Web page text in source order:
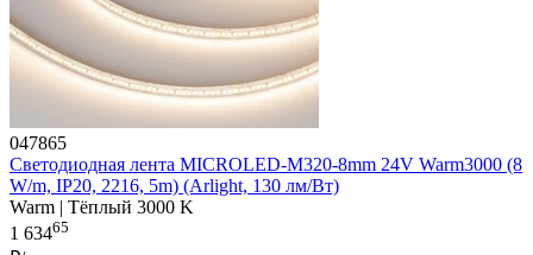
047865
Светодиодная лента MICROLED-M320-8mm 24V Warm3000 (8
W/m, IP20, 2216, 5m) (Arlight, 130 лм/Вт)
Warm | Тёплый 3000 K
1 63465